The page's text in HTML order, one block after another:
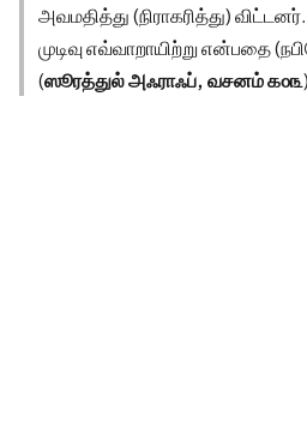
அவமதித்து (நிராகரித்து)
முடிவு எவ்வாறாயிற்று என்பதை
(ஸூரத்துல் அஃராஃப், வசனம் ௧௦௩)